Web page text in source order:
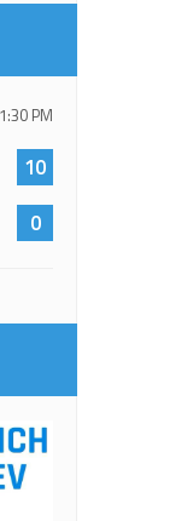
PM
10
0